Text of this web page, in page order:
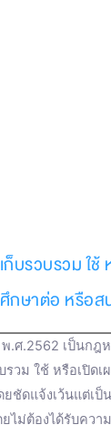
บรวบรวม ใ
กษาต่อ หรือ
ศ.2562 เป็นกฎ
วม ใช้ หรือเปิ
ชัดแจ้งเว้นแต่
ไม่ต้องได้รับคว